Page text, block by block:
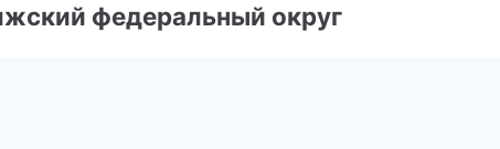
федеральный округ